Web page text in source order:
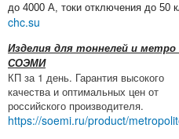
до 4000 А, токи отключения до 50
chc.su
Изделия для тоннелей и
СОЭМИ
КП за 1 день. Гарантия высокого
качества и оптимальных цен от
российского производителя.
https://soemi.ru/product/